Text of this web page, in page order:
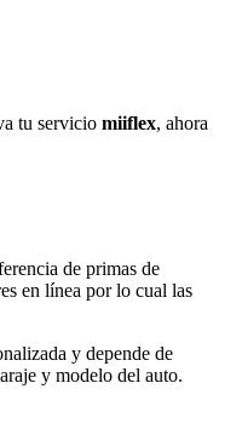
tu servicio miiflex, ahora
de primas de
en línea por lo cual las
y depende de
y modelo del auto.